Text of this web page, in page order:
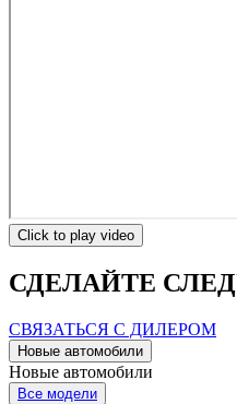
Click to play video
СДЕЛАЙТЕ
СВЯЗАТЬСЯ С ДИЛЕРОМ
Новые автомобили
Новые автомобили
Все модели